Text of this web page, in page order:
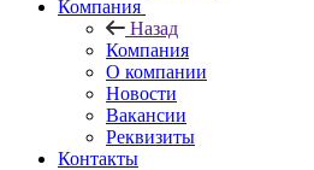
Компания
Назад
Компания
О компании
Новости
Вакансии
Реквизиты
Контакты